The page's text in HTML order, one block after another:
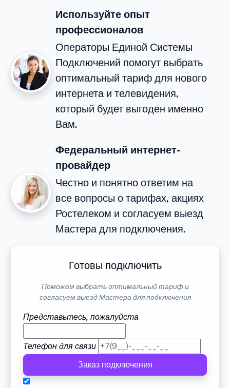
Используйте опыт
профессионалов
Операторы Единой Системы
Подключений помогут выбрать
оптимальный тариф для нового
интернета и телевидения,
который будет выгоден именно
Вам.
Федеральный интернет-
провайдер
Честно и понятно ответим на
все вопросы о тарифах, акциях
Ростелеком и согласуем выезд
Мастера для подключения.
Готовы подключить
Поможем выбрать оптимальный тариф и
согласуем выезд Мастера для подключения
Представьтесь, пожалуйста
Телефон для связи
Заказ подключения